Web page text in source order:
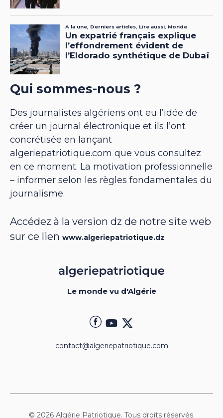
Qui sommes-nous ?
Des journalistes algériens ont eu l’idée de
créer un journal électronique et ils l’ont
concrétisée en lançant
algeriepatriotique.com que vous consultez
en ce moment. La motivation professionnelle
– informer selon les règles fondamentales du
journalisme.
Accédez à la version dz de notre site web
sur ce lien www.algeriepatriotique.dz
Le monde vu d'Algérie
contact@algeriepatriotique.com
© 2026 Algérie Patriotique. Tous droits réservés.